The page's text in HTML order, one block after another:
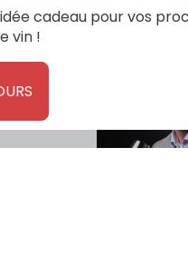
cadeau pour vos
vin !